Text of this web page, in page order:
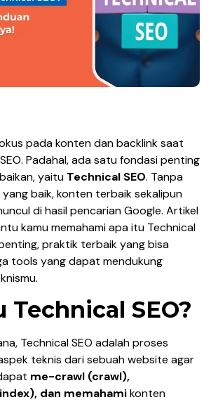
pada konten dan backlink saat
Padahal, ada satu fondasi penting
yaitu Technical SEO. Tanpa
baik, konten terbaik sekalipun
di hasil pencarian Google. Artikel
kamu memahami apa itu Technical
praktik terbaik yang bisa
tools yang dapat mendukung
Technical SEO?
Technical SEO adalah proses
teknis dari sebuah website agar
me-crawl (crawl),
dan memahamikonten